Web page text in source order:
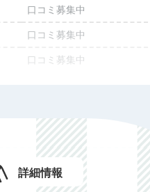
口コミ募集中
口コミ募集中
口コミ募集中
口コミ募集中
口コミ募集中
口コミ募集中
詳細情報